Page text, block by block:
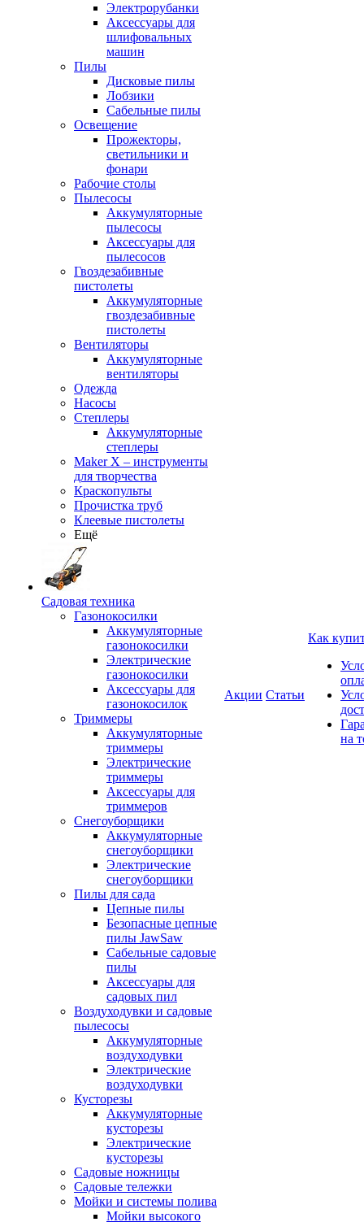
Электрорубанки
Аксессуары для
шлифовальных
машин
Пилы
Дисковые пилы
Лобзики
Сабельные пилы
Освещение
Прожекторы,
светильники и
фонари
Рабочие столы
Пылесосы
Аккумуляторные
пылесосы
Аксессуары для
пылесосов
Гвоздезабивные
пистолеты
Аккумуляторные
гвоздезабивные
пистолеты
Вентиляторы
Аккумуляторные
вентиляторы
Одежда
Насосы
Степлеры
Аккумуляторные
степлеры
Maker X – инструменты
для творчества
Краскопульты
Прочистка труб
Клеевые пистолеты
Ещё
Садовая техника
Газонокосилки
Аккумуляторные
газонокосилки
Электрические
газонокосилки
Аксессуары для
газонокосилок
Триммеры
Аккумуляторные
триммеры
Электрические
триммеры
Аксессуары для
триммеров
Снегоуборщики
Аккумуляторные
снегоуборщики
Электрические
снегоуборщики
Пилы для сада
Цепные пилы
Безопасные цепные
пилы JawSaw
Сабельные садовые
пилы
Аксессуары для
садовых пил
Воздуходувки и садовые
пылесосы
Аккумуляторные
воздуходувки
Электрические
воздуходувки
Кусторезы
Аккумуляторные
кусторезы
Электрические
кусторезы
Садовые ножницы
Садовые тележки
Мойки и системы полива
Мойки высокого
Акции Статьи
Как
на